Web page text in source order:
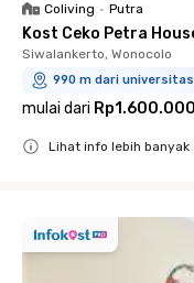
Coliving • Putra
Kost Ceko Petra
Siwalankerto, Wonocolo
990 m dari
mulai dari Rp1.600.000
Lihat info lebih banyak